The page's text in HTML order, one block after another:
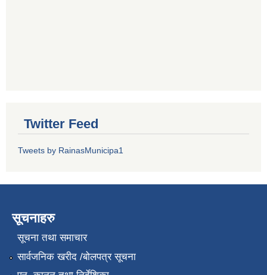
Twitter Feed
Tweets by RainasMunicipa1
सूचनाहरु
सूचना तथा समाचार
सार्वजनिक खरीद /बोलपत्र सूचना